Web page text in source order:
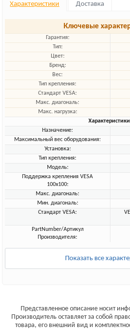
Характеристики Доставка
Ключевые
Гарантия:
Тип:
Цвет:
Бренд:
Вес:
Тип крепления:
Стандарт VESA:
Макс. диагональ:
Макс. нагрузка:
Характеристики
Назначение:
Максимальный вес оборудования:
Установка:
Тип крепления:
Модель:
Поддержка крепления VESA
100х100:
Макс. диагональ:
Мин. диагональ:
Стандарт VESA:
PartNumber/Артикул
Производителя:
Показать все
Представленное описание носит
Производитель оставляет за собой
товара, его внешний вид и